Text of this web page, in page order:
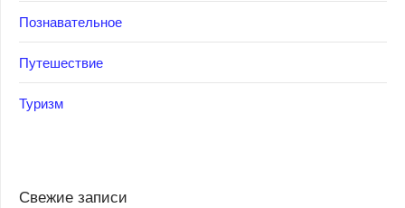
Познавательное
Путешествие
Туризм
Свежие записи